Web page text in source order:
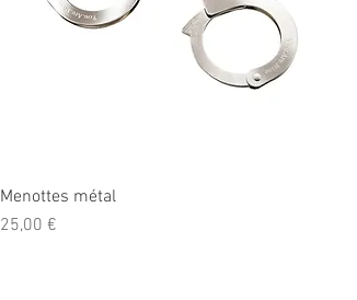
Menottes métal
Prix
25,00 €